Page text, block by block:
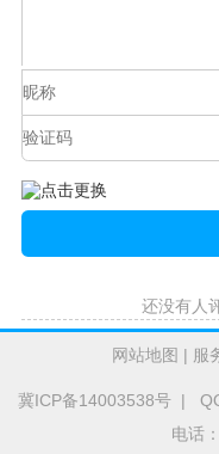
还没有人
网站地图 | 服
冀ICP备14003538号| QQ
电话